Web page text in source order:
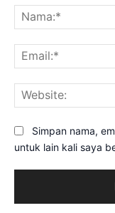
Simpan nama,
untuk lain kali saya